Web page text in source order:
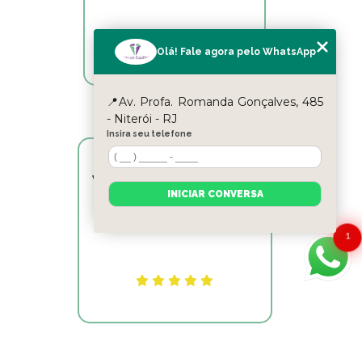
Victor Hugo Marins Mansur
1
Olá! Fale agora pelo WhatsApp
📍Av. Profa. Romanda Gonçalves, 485
- Niterói - RJ
Insira seu telefone
INICIAR CONVERSA